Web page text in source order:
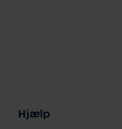
Hjælp